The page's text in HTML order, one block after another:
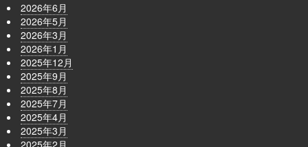
2026年6月
2026年5月
2026年3月
2026年1月
2025年12月
2025年9月
2025年8月
2025年7月
2025年4月
2025年3月